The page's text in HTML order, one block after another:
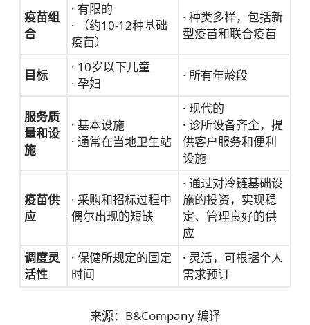
疫苗组
合
· 有限的
· （约10-12种基础
疫苗）
· 种类多样，包括新
型疫苗和联合疫苗
目标
· 10岁以下儿童
· 孕妇
· 所有年龄段
服务质
量和设
施
· 基本设施
· 通常在当地卫生站
· 现代的
· 诊所设备齐全，提
供客户服务和便利
设施
疫苗供
应
· 采购和招标过程中
偶尔出现的短缺
· 通过对冷链基础设
施的投资，实现稳
定、管理良好的供
应
调度灵
活性
· 保健所规定的固定
时间
· 灵活，可根据个人
需求预订
来源：B&Company 编译